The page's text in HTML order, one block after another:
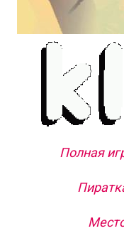
Полная